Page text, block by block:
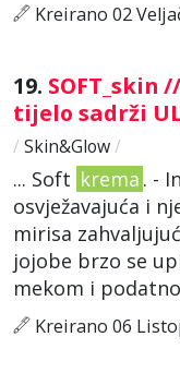
Kreirano 02
19. SOFT_skin
tijelo sadrži
/ Skin&Glow/
... Soft krema . -
osvježavajuća i
mirisa
jojobe brzo se
mekom i
Kreirano 06